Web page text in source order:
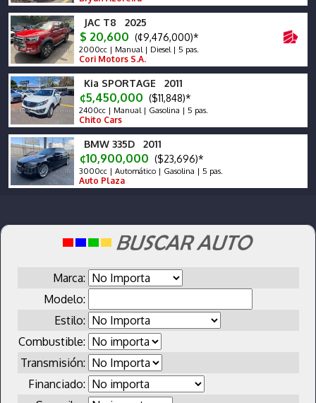
JAC T8 2025
$ 20,600 (¢9,476,000)*
2000cc | Manual | Diesel | 5 pas.
Cori Motors S.A.
Kia SPORTAGE 2011
¢5,450,000 ($11,848)*
2400cc | Manual | Gasolina | 5 pas.
Chito Cars
BMW 335D 2011
¢10,900,000 ($23,696)*
3000cc | Automático | Gasolina | 5 pas.
Auto Plaza
Marca:
Modelo:
Estilo:
Combustible:
Transmisión:
Financiado: